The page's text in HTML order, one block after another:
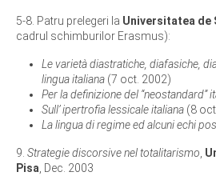
5-8. Patru prelegeri la Universitatea de
cadrul schimburilor Erasmus):
Le varietà diastratiche, diafasiche,
lingua italiana (7 oct. 2002)
Per la definizione del “neostandard”
Sull’ ipertrofia lessicale italiana (8
La lingua di regime ed alcuni echi
9. Strategie discorsive nel totalitarismo
Pisa , Dec. 2003